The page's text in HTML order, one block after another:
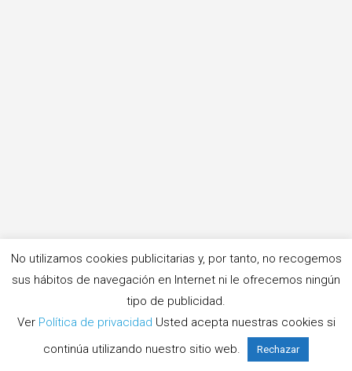
No utilizamos cookies publicitarias y, por tanto, no recogemos
sus hábitos de navegación en Internet ni le ofrecemos ningún
tipo de publicidad.
Ver Política de privacidad Usted acepta nuestras cookies si
continúa utilizando nuestro sitio web.
Rechazar